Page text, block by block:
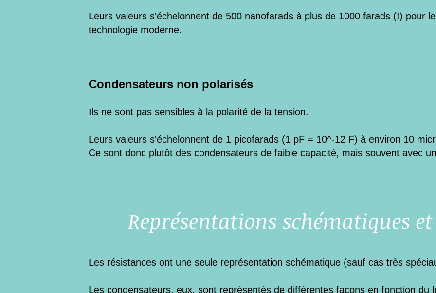
Leurs valeurs s'échelonnent de 500 nanofarads à plus de 1000 farads (!) pour
technologie moderne.
Condensateurs non polarisés
Ils ne sont pas sensibles à la polarité de la tension.
Leurs valeurs s'échelonnent de 1 picofarads (1 pF = 10^-12 F) à environ 10
Ce sont donc plutôt des condensateurs de faible capacité, mais souvent avec
Représentations schématiques
Les résistances ont une seule représentation schématique (sauf cas très
Les condensateurs, eux, sont représentés de différentes façons en fonction du